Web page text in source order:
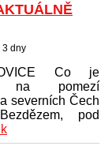
3 dny
Co je
na pomezí
severních Čech
pod